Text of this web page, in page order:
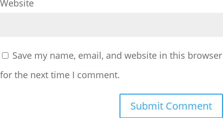
Website
Save my name, email, and website in this browser
for the next time I comment.